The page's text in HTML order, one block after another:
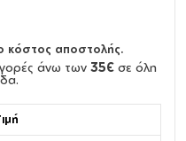
κόστος αποστολής.
άνω των 35€ σε όλη